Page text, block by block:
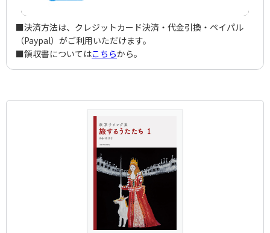
■決済方法は、クレジットカード決済・代金引換・ペイパル
（Paypal）がご利用いただけます。
■領収書についてはこちらから。